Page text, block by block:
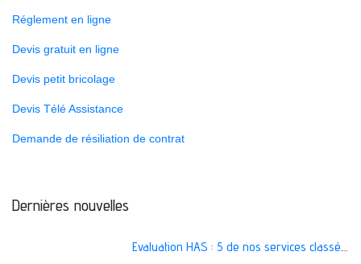
Réglement en ligne
Devis gratuit en ligne
Devis petit bricolage
Devis Télé Assistance
Demande de résiliation de contrat
Dernières nouvelles
Evaluation HAS : 5 de nos services classés A